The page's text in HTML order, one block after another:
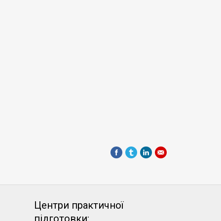
Центри практичної
підготовки: